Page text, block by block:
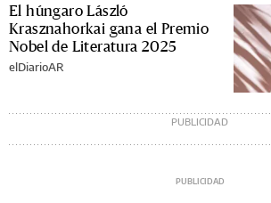
El húngaro László
Krasznahorkai gana el Premio
Nobel de Literatura 2025
elDiarioAR